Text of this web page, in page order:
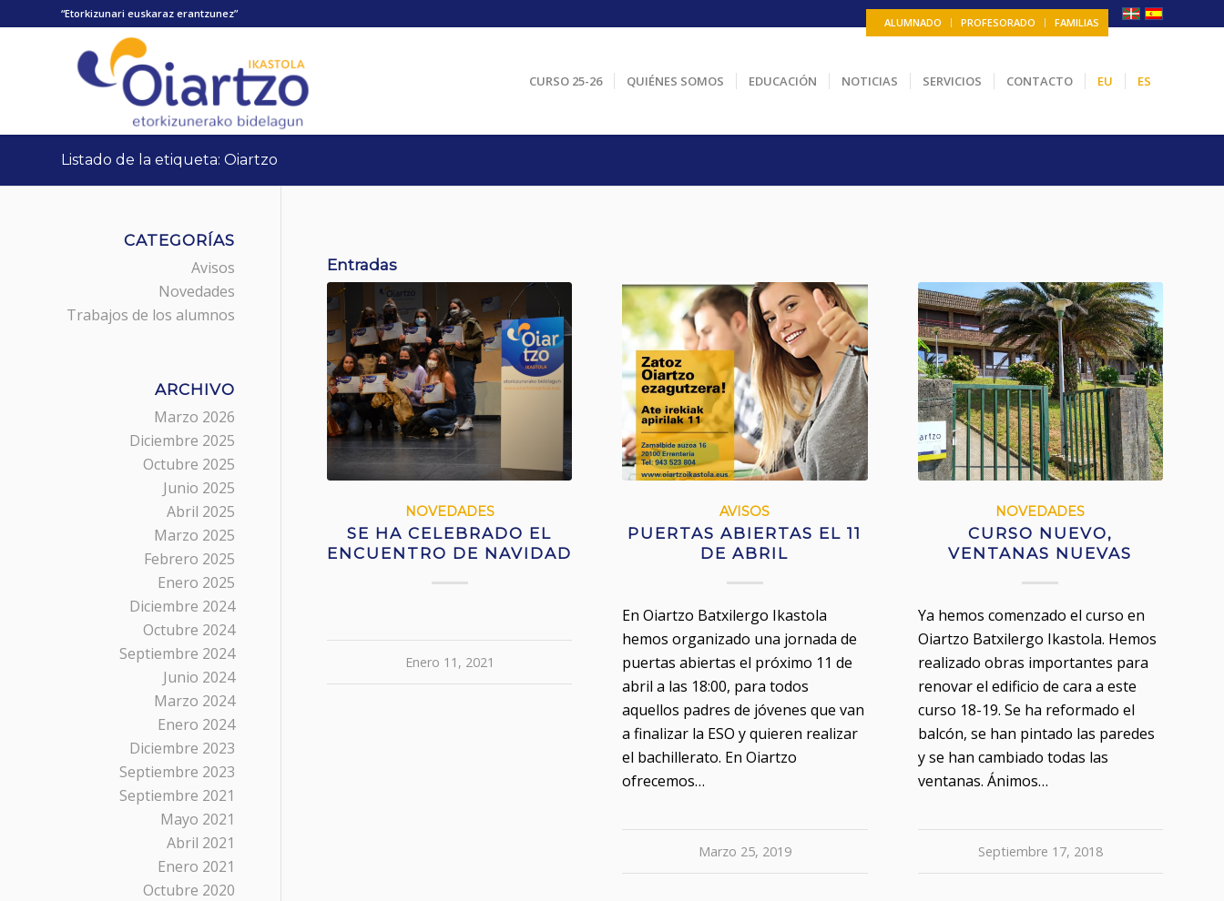
ALUMNADO PROFESORADO FAMILIAS
“Etorkizunari euskaraz erantzunez”
CURSO 25-26 QUIÉNES SOMOS EDUCACIÓN NOTICIAS SERVICIOS CONTACTO EU ES
Listado de la etiqueta: Oiartzo
Entradas
NOVEDADES
SE HA CELEBRADO EL
ENCUENTRO DE NAVIDAD
Enero 11, 2021
AVISOS
PUERTAS ABIERTAS EL 11
DE ABRIL
En Oiartzo Batxilergo Ikastola
hemos organizado una jornada de
puertas abiertas el próximo 11 de
abril a las 18:00, para todos
aquellos padres de jóvenes que van
a finalizar la ESO y quieren realizar
el bachillerato. En Oiartzo
ofrecemos…
Marzo 25, 2019
NOVEDADES
CURSO NUEVO,
VENTANAS NUEVAS
Ya hemos comenzado el curso en
Oiartzo Batxilergo Ikastola. Hemos
realizado obras importantes para
renovar el edificio de cara a este
curso 18-19. Se ha reformado el
balcón, se han pintado las paredes
y se han cambiado todas las
ventanas. Ánimos…
Septiembre 17, 2018
CATEGORÍAS
Avisos
Novedades
Trabajos de los alumnos
ARCHIVO
Marzo 2026
Diciembre 2025
Octubre 2025
Junio 2025
Abril 2025
Marzo 2025
Febrero 2025
Enero 2025
Diciembre 2024
Octubre 2024
Septiembre 2024
Junio 2024
Marzo 2024
Enero 2024
Diciembre 2023
Septiembre 2023
Septiembre 2021
Mayo 2021
Abril 2021
Enero 2021
Octubre 2020